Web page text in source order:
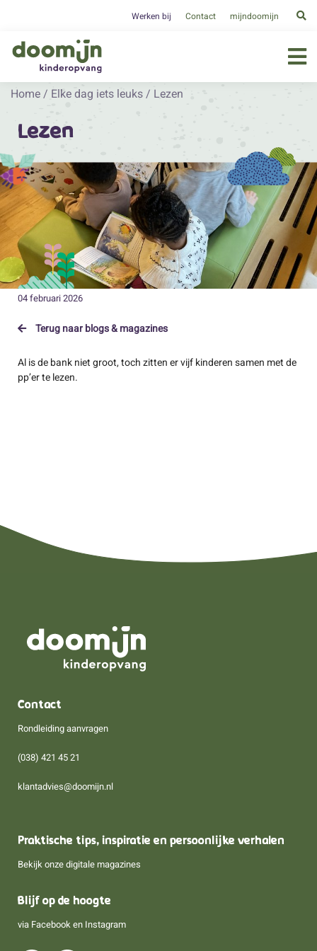
Werken bij Contact mijndoomijn
Home / Elke dag iets leuks / Lezen
Lezen
04 februari 2026
Terug naar blogs & magazines
Al is de bank niet groot, toch zitten er vijf kinderen samen met de
pp’er te lezen.
Contact
Rondleiding aanvragen
(038) 421 45 21
klantadvies@doomijn.nl
Praktische tips, inspiratie en persoonlijke verhalen
Bekijk onze digitale magazines
Blijf op de hoogte
via Facebook en Instagram